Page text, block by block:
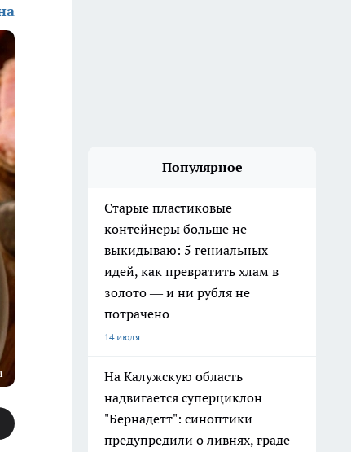
Популярное
Старые пластиковые
контейнеры больше не
выкидываю: 5 гениальных
идей, как превратить хлам в
золото — и ни рубля не
потрачено
14 июля
На Калужскую область
надвигается суперциклон
"Бернадетт": синоптики
предупредили о ливнях, граде